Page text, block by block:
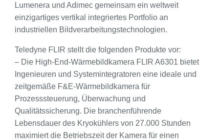
Lumenera und Adimec gemeinsam ein weltweit
einzigartiges vertikal integriertes Portfolio an
industriellen Bildverarbeitungstechnologien.
Teledyne FLIR stellt die folgenden Produkte vor:
– Die High-End-Wärmebildkamera FLIR A6301 bietet
Ingenieuren und Systemintegratoren eine ideale und
zeitgemäße F&E-Wärmebildkamera für
Prozesssteuerung, Überwachung und
Qualitätssicherung. Die branchenführende
Lebensdauer des Kryokühlers von 27.000 Stunden
maximiert die Betriebszeit der Kamera für einen